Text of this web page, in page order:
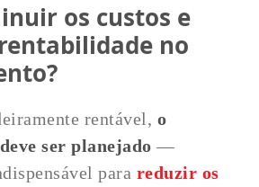
os custos e
no
rentável, o
ser planejado —
para reduzir os